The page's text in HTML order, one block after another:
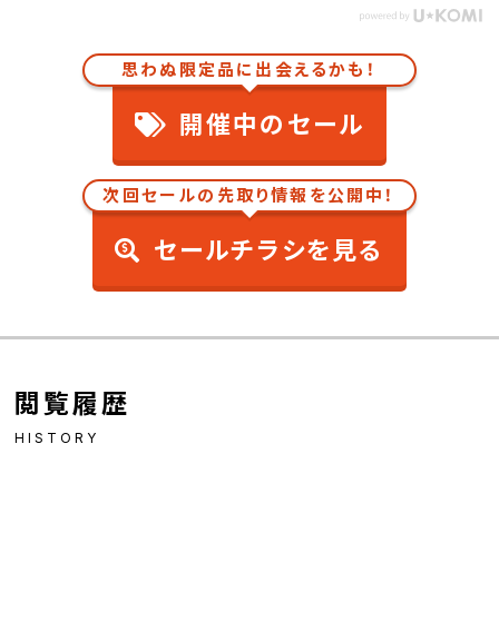
思わぬ限定品に出会えるかも！
開催中のセール
次回セールの先取り情報を公開中！
セールチラシを見る
閲覧履歴
HISTORY